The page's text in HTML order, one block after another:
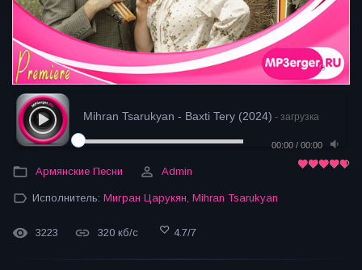
Mihran Tsarukyan - Baxti Tery (2024) - загрузка
00:00 / 00:00
Армянские Песни Admin
Исполнитель: Мигран Царукян Mihran Tsarukyan
3223 320 кб/с 4.7/7